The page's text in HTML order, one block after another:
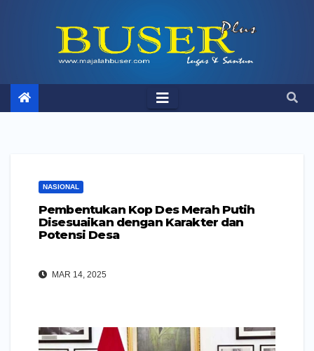
NASIONAL
Pembentukan Kop Des Merah Putih
Disesuaikan dengan Karakter dan
Potensi Desa
MAR 14, 2025